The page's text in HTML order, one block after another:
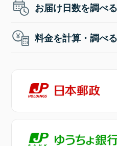
お届け日数を調べる
料金を計算・調べる